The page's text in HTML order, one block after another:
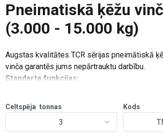
Pneimatiskā ķēžu
(3.000 - 15.000 kg)
Augstas kvalitātes TCR sērijas pneimātiskā
vinča garantēs jums nepārtrauktu darbību.
Standarta funkcijas:
Optimāla kravas vadība, ļoti precīza
Galvenais avārijas gai
Celtspēja tonnas
3
Kods